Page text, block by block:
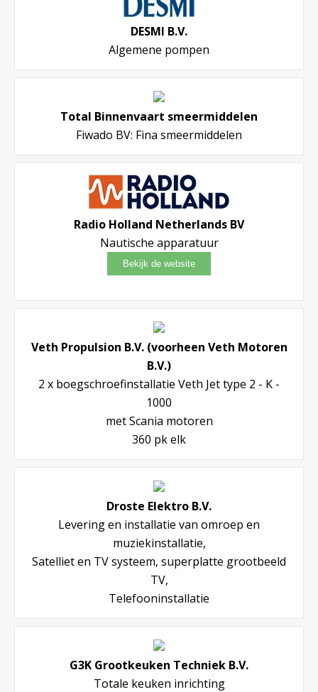
DESMI B.V.
Algemene pompen
Total Binnenvaart smeermiddelen
Fiwado BV: Fina smeermiddelen
Radio Holland Netherlands BV
Nautische apparatuur
Veth Propulsion B.V. (voorheen Veth Motoren
B.V.)
2 x boegschroefinstallatie Veth Jet type 2 - K -
1000
met Scania motoren
360 pk elk
Droste Elektro B.V.
Levering en installatie van omroep en
muziekinstallatie,
Satelliet en TV systeem, superplatte grootbeeld
TV,
Telefooninstallatie
G3K Grootkeuken Techniek B.V.
Totale keuken inrichting